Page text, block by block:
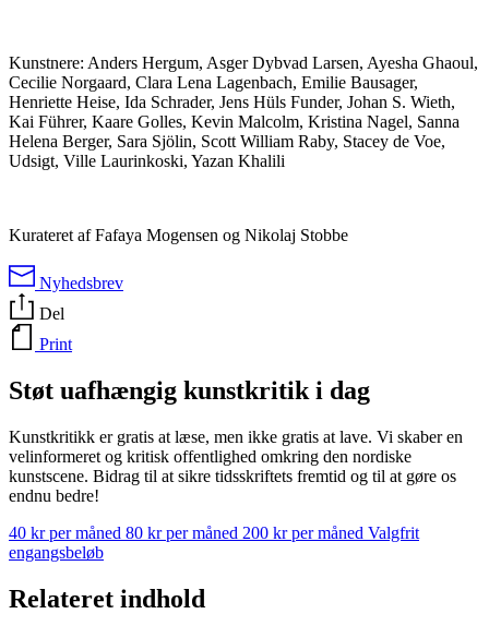
Kunstnere: Anders Hergum, Asger Dybvad Larsen, Ayesha Ghaoul,
Cecilie Norgaard, Clara Lena Lagenbach, Emilie Bausager,
Henriette Heise, Ida Schrader, Jens Hüls Funder, Johan S. Wieth,
Kai Führer, Kaare Golles, Kevin Malcolm, Kristina Nagel, Sanna
Helena Berger, Sara Sjölin, Scott William Raby, Stacey de Voe,
Udsigt, Ville Laurinkoski, Yazan Khalili
Kurateret af Fafaya Mogensen og Nikolaj Stobbe
Nyhedsbrev
Del
Print
Støt uafhængig kunstkritik i dag
Kunstkritikk er gratis at læse, men ikke gratis at lave. Vi skaber en
velinformeret og kritisk offentlighed omkring den nordiske
kunstscene. Bidrag til at sikre tidsskriftets fremtid og til at gøre os
endnu bedre!
40 kr per måned 80 kr per måned 200 kr per måned Valgfrit
engangsbeløb
Relateret indhold